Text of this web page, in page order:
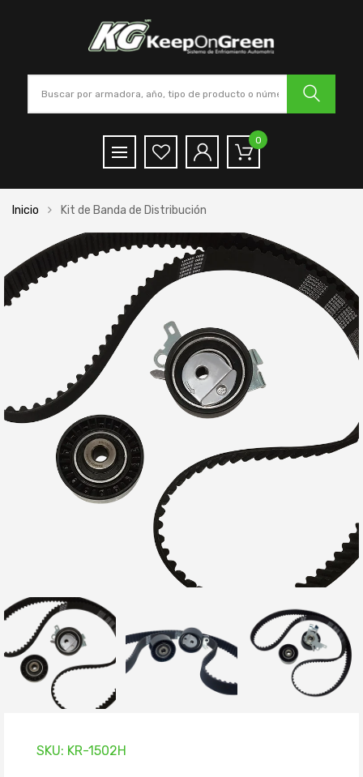
0
Inicio Kit de Banda de Distribución
SKU: KR-1502H